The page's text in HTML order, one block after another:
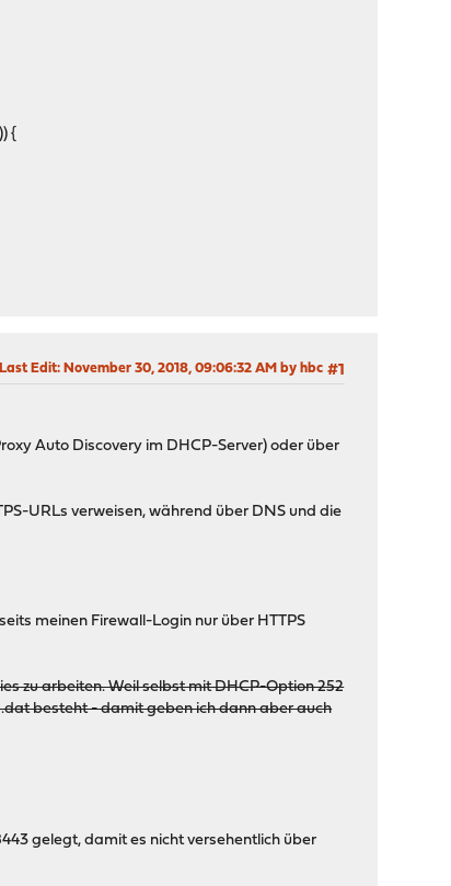
{
#1
Last Edit: November 30, 2018, 09:06:32 AM by hbc
Auto Discovery im DHCP-Server) oder über
URLs verweisen, während über DNS und die
meinen Firewall-Login nur über HTTPS
zu arbeiten. Weil selbst mit DHCP-Option 252
besteht - damit geben ich dann aber auch
gelegt, damit es nicht versehentlich über